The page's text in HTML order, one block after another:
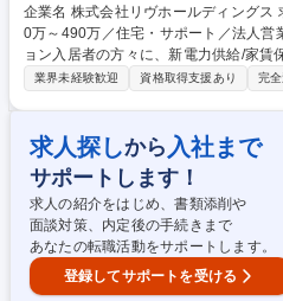
企業名 株式会社リヴホールディングス 求人名 【東京/丸の内】想定年収42
0万～490万／住宅・サポート／法人営業(既存メイン
ョン入居者の方々に、新電力供給/家賃
サポート等を提供する当社で、グルー
験に応じて既存社員がサポートします
きますので、営業活動に困ることはあ
物件を有しているため、サービスを拡
している方はこんな方です】フットワ
が活躍しています！ 募集職種 【東京/丸の内】想定年収420万～490万／
住宅・サポート／法人営業(既存メイン）
業界未経験歓迎 資格取得支援あり 完
求人探しから 入社まで
サポートします！
求人の紹介をはじめ、書類添削や
面談対策、内定後の手続きまで
あなたの転職活動をサポートします。
登録してサポートを受ける